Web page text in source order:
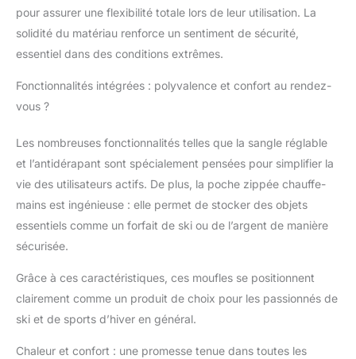
respirant : les moufles
de ski sont conçues
avec une isolation
chaudes par temps
plus de chaleur, une
excellente perméabilité
à l'humidité et
respirabilité, elle
sueur de sortir, garde
Le tissu extérieur est
fabriqué en tissu
résistant à l'eau avec le
intégré sans couture,
pour assurer une flexibilité totale lors de leur utilisation. La
solidité du matériau renforce un sentiment de sécurité,
essentiel dans des conditions extrêmes.
Fonctionnalités intégrées : polyvalence et confort au rendez-
vous ?
Les nombreuses fonctionnalités telles que la sangle réglable
et l’antidérapant sont spécialement pensées pour simplifier la
vie des utilisateurs actifs. De plus, la poche zippée chauffe-
mains est ingénieuse : elle permet de stocker des objets
essentiels comme un forfait de ski ou de l’argent de manière
sécurisée.
Grâce à ces caractéristiques, ces moufles se positionnent
clairement comme un produit de choix pour les passionnés de
ski et de sports d’hiver en général.
Chaleur et confort : une promesse tenue dans toutes les